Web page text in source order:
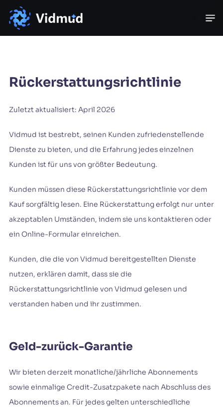
Rückerstattungsrichtlinie
Zuletzt aktualisiert: April 2026
Vidmud ist bestrebt, seinen Kunden zufriedenstellende
Dienste zu bieten, und die Erfahrung jedes einzelnen
Kunden ist für uns von größter Bedeutung.
Kunden müssen diese Rückerstattungsrichtlinie vor dem
Kauf sorgfältig lesen. Eine Rückerstattung erfolgt nur unter
akzeptablen Umständen, indem sie uns kontaktieren oder
ein Online-Formular einreichen.
Kunden, die die von Vidmud bereitgestellten Dienste
nutzen, erklären damit, dass sie die
Rückerstattungsrichtlinie von Vidmud gelesen und
verstanden haben und ihr zustimmen.
Geld-zurück-Garantie
Wir bieten derzeit monatliche/jährliche Abonnements
sowie einmalige Credit-Zusatzpakete nach Abschluss des
Abonnements an. Für jedes gelten unterschiedliche